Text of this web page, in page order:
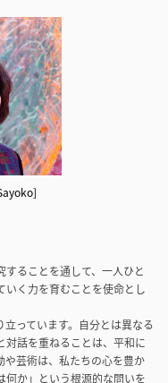
ることを通して、一人ひと
いく力を育むことを使命とし
っています。自分とは異なる
対話を重ねることは、平和に
芸術は、私たちの心を豊か
何か」という根源的な問いを